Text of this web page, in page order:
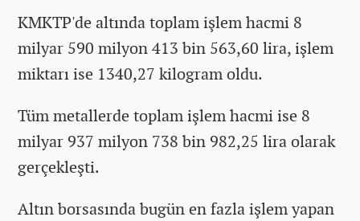
KMKTP'de altında toplam işlem hacmi 8
milyar 590 milyon 413 bin 563,60 lira, işlem
miktarı ise 1340,27 kilogram oldu.
Tüm metallerde toplam işlem hacmi ise 8
milyar 937 milyon 738 bin 982,25 lira olarak
gerçekleşti.
Altın borsasında bugün en fazla işlem yapan